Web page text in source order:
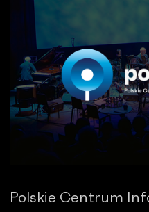
Polskie Centrum